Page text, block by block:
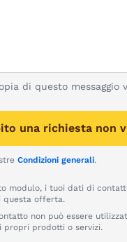
di questo messaggio
una richiesta non
Condizioni generali.
modulo, i tuoi dati di
questa offerta.
non può essere
propri prodotti o servizi.